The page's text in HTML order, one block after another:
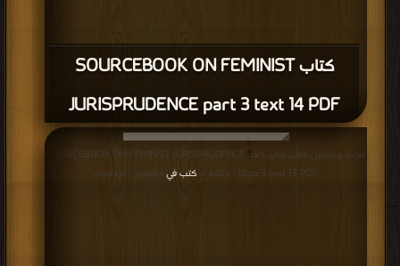
كتاب SOURCEBOOK ON FEMINIST
JURISPRUDENCE part 3 text 14 PDF
قراءة و تحميل كتاب كتاب SOURCEBOOK ON FEMINIST JURISPRUDENCE part
3 text 13 PDF مجانا | مكتبة >
كتب في | التحميل : مرة/مرات